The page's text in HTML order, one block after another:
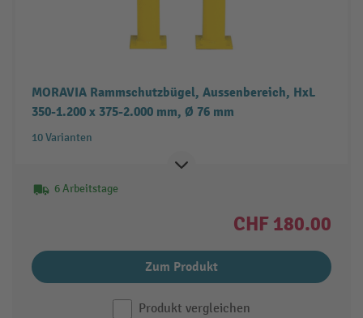
MORAVIA Rammschutzbügel, Aussenbereich, HxL
350-1.200 x 375-2.000 mm, Ø 76 mm
10 Varianten
6 Arbeitstage
CHF 180.00
Zum Produkt
Produkt vergleichen